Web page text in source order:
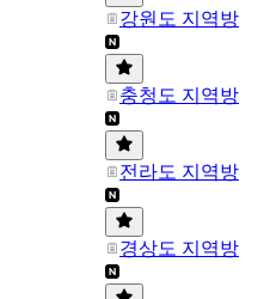
강원도 지역방
충청도 지역방
전라도 지역방
경상도 지역방